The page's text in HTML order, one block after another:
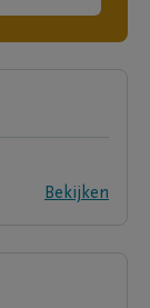
Bekijken